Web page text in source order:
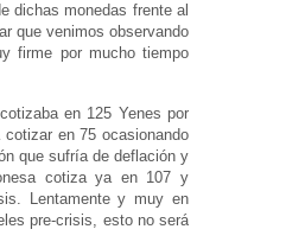
dichas monedas frente al
que venimos observando
firme por mucho tiempo
en 125 Yenes por
en 75 ocasionando
que sufría de deflación y
cotiza ya en 107 y
Lentamente y muy en
pre-crisis, esto no será